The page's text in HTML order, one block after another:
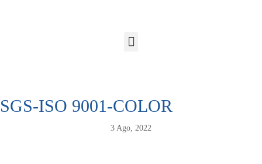
SGS-ISO 9001-COLOR
3 Ago, 2022